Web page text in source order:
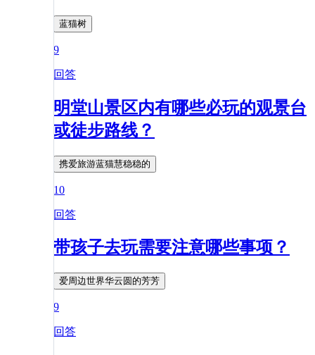
蓝猫树
9
回答
明堂山景区内有哪些必玩的观景台
或徒步路线？
携爱旅游蓝猫慧稳稳的
10
回答
带孩子去玩需要注意哪些事项？
爱周边世界华云圆的芳芳
9
回答